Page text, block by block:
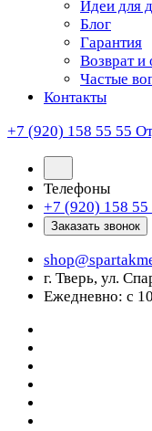
Идеи для
Блог
Гарантия
Возврат и
Частые
Контакты
+7 (920) 158 55 55
Телефоны
+7 (920) 158 55
Заказать звонок
г. Тверь, ул.
Ежедневно: с